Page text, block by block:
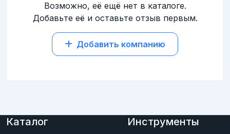
Возможно, её ещё нет в каталоге.
Добавьте её и оставьте отзыв первым.
Добавить компанию
Каталог Инструменты